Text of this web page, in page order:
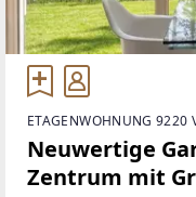
ETAGENWOHNUNG 9220
Neuwertige
Zentrum mit